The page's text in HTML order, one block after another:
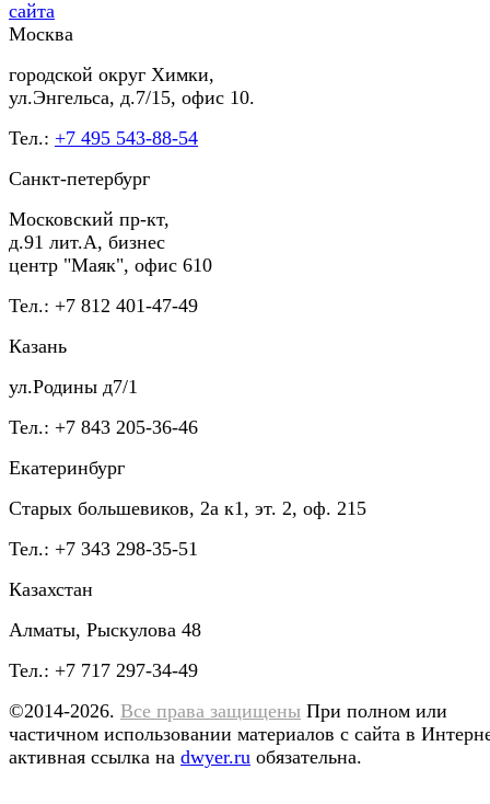
Москва
городской округ Химки,
ул.Энгельса, д.7/15, офис 10.
Тел.: +7 495 543-88-54
Санкт-петербург
Московский пр-кт,
д.91 лит.А, бизнес
центр "Маяк", офис 610
Тел.: +7 812 401-47-49
Казань
ул.Родины д7/1
Тел.: +7 843 205-36-46
Екатеринбург
Старых большевиков, 2а к1, эт. 2, оф. 215
Тел.: +7 343 298-35-51
Казахстан
Алматы, Рыскулова 48
Тел.: +7 717 297-34-49
©2014-2026. Все права защищены При полном или
частичном использовании материалов с сайта в
активная ссылка на dwyer.ru обязательна.